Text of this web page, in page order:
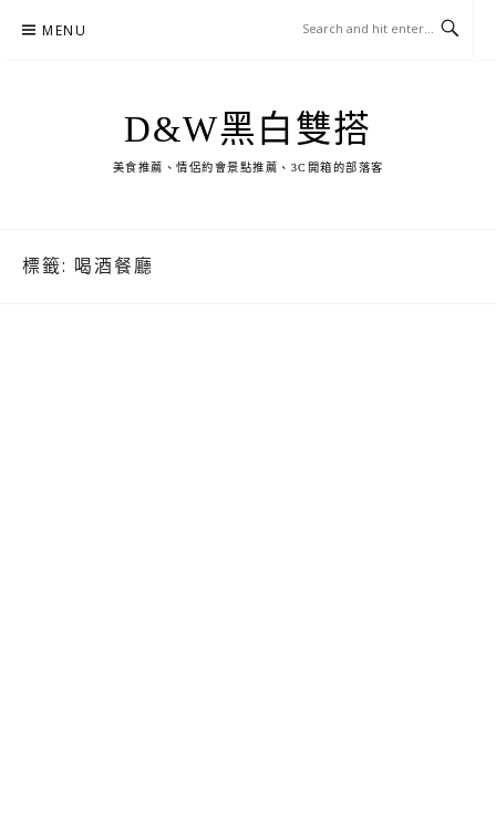
MENU
D&W黑白雙搭
美食推薦、情侶約會景點推薦、3C開箱的部落客
標籤: 喝酒餐廳